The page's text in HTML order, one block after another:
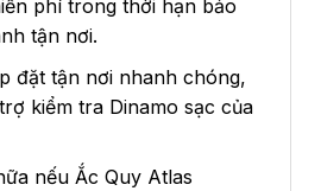
phí trong thời hạn bảo
tận nơi.
đặt tận nơi nhanh chóng,
kiểm tra Dinamo sạc của
nếu Ắc Quy Atlas